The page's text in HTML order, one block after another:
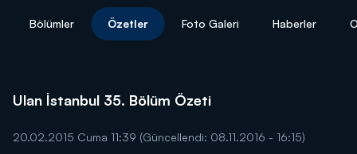
Bölümler Özetler Foto Galeri Haberler
Ulan İstanbul 35. Bölüm Özeti
20.02.2015 Cuma 11:39 (Güncellendi: 08.11.2016 - 16:15)